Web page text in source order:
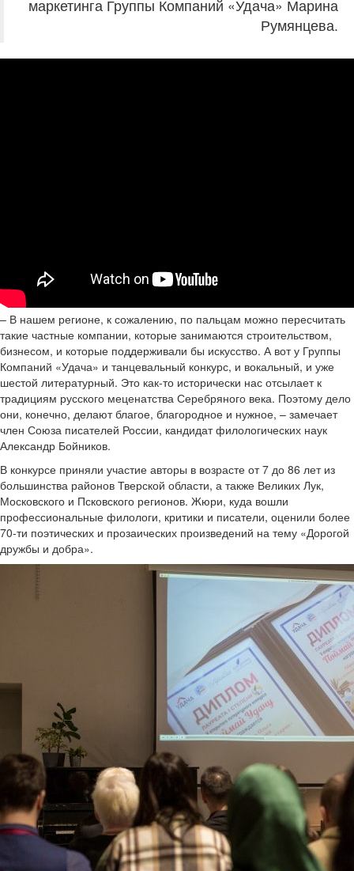
маркетинга Группы Компаний «Удача» Марина
Румянцева.
– В нашем регионе, к сожалению, по пальцам можно пересчитать
такие частные компании, которые занимаются строительством,
бизнесом, и которые поддерживали бы искусство. А вот у Группы
Компаний «Удача» и танцевальный конкурс, и вокальный, и уже
шестой литературный. Это как-то исторически нас отсылает к
традициям русского меценатства Серебряного века. Поэтому дело
они, конечно, делают благое, благородное и нужное, – замечает
член Союза писателей России, кандидат филологических наук
Александр Бойников.
В конкурсе приняли участие авторы в возрасте от 7 до 86 лет из
большинства районов Тверской области, а также Великих Лук,
Московского и Псковского регионов. Жюри, куда вошли
профессиональные филологи, критики и писатели, оценили более
70-ти поэтических и прозаических произведений на тему «Дорогой
дружбы и добра».